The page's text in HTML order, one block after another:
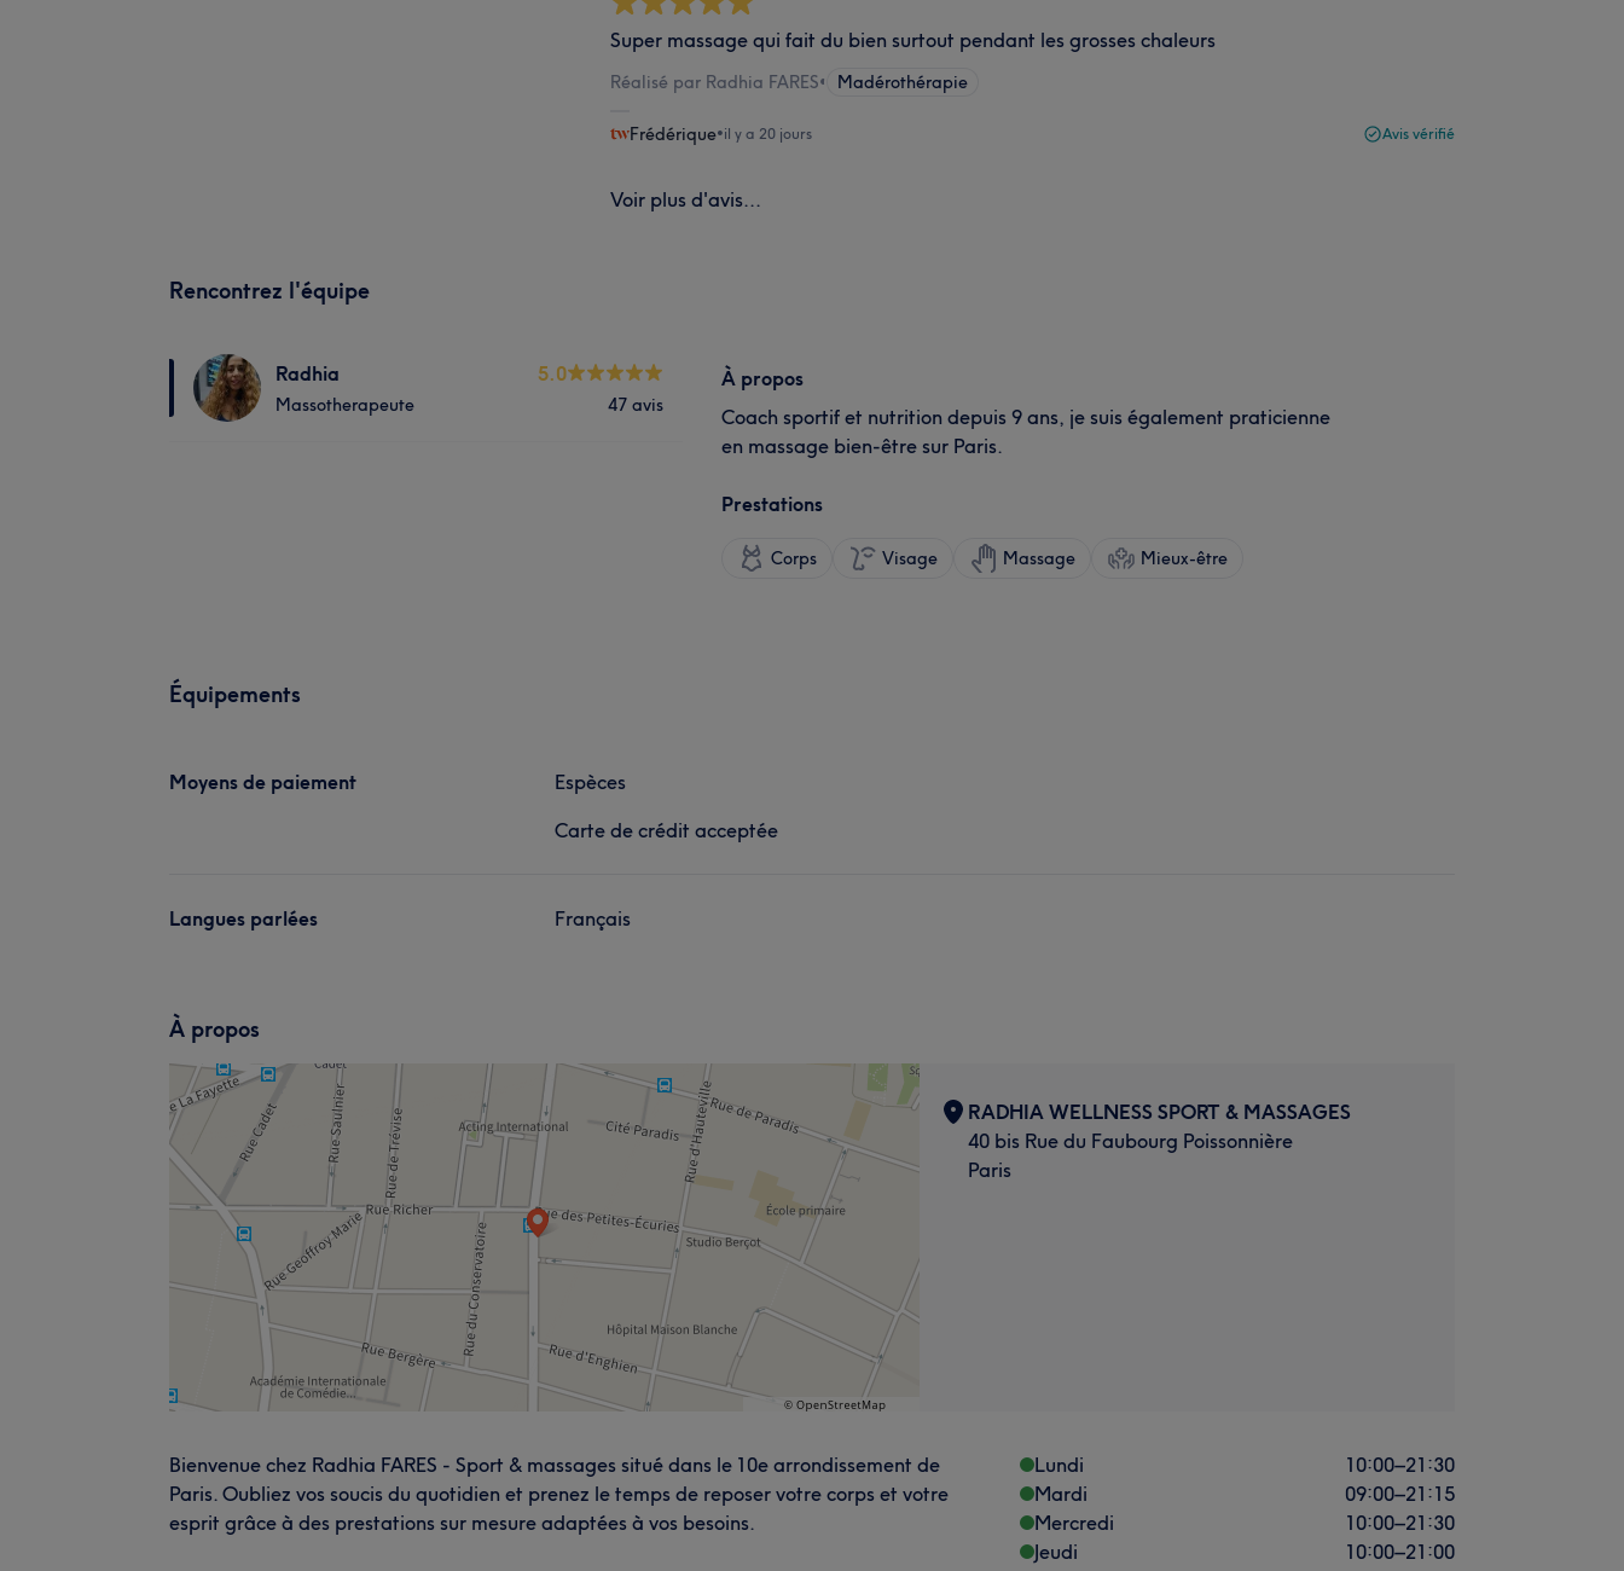
Super massage qui fait du bien surtout pendant les grosses chaleurs
Réalisé par Radhia FARES• Madérothérapie
Frédérique•il y a 20 jours Avis vérifié
Voir plus d'avis...
Rencontrez l'équipe
Radhia
Massotherapeute
5.0
47 avis
À propos
Coach sportif et nutrition depuis 9 ans, je suis également praticienne
en massage bien-être sur Paris.
Prestations
Corps Visage Massage Mieux-être
Équipements
Moyens de paiement
Espèces
Carte de crédit acceptée
Langues parlées Français
À propos
RADHIA WELLNESS SPORT & MASSAGES
40 bis Rue du Faubourg Poissonnière
Paris
Bienvenue chez Radhia FARES - Sport & massages situé dans le 10e arrondissement de
Paris. Oubliez vos soucis du quotidien et prenez le temps de reposer votre corps et votre
esprit grâce à des prestations sur mesure adaptées à vos besoins.
Lundi 10:00–21:30
Mardi
09:00–21:15
Mercredi
10:00–21:30
Jeudi
10:00–21:00